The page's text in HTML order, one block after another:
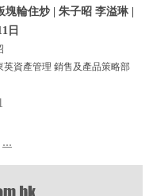
塊輪住炒 | 朱子昭 李溢琳 |
日
英資產管理 銷售及產品策略部
...